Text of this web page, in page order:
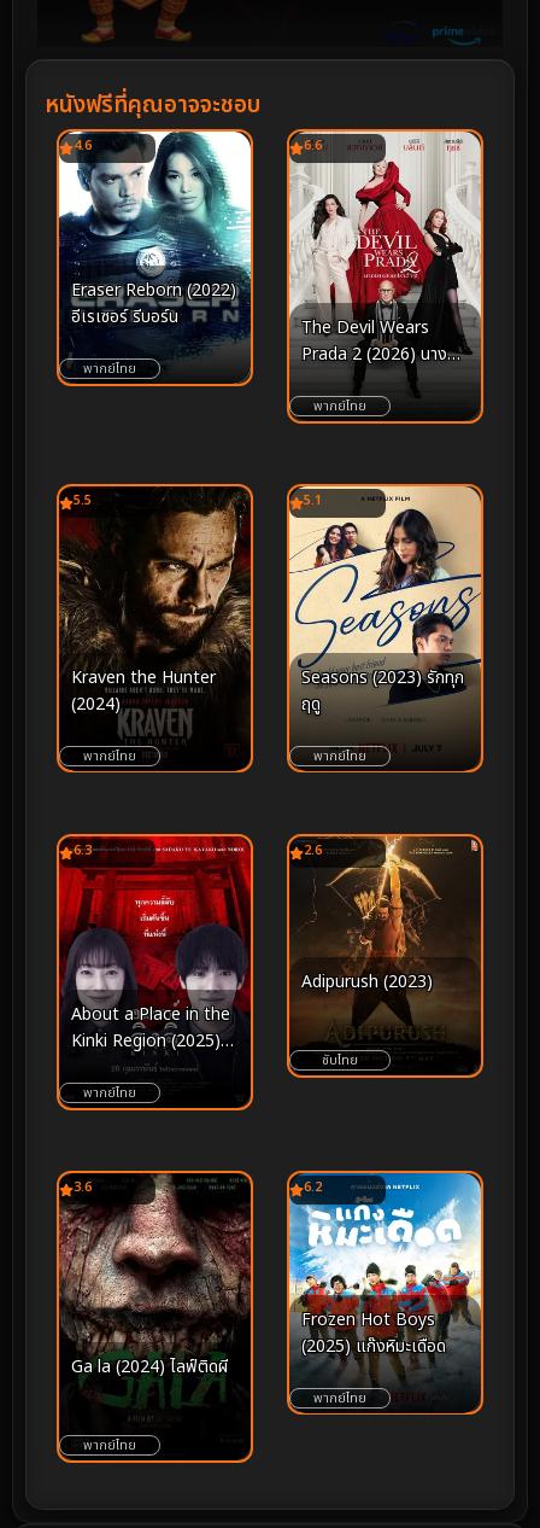
หนังฟรีที่คุณอาจจะชอบ
4.6
Eraser Reborn (2022)
อีเรเซอร์ รีบอร์น
พากย์ไทย
6.6
The Devil Wears
Prada 2 (2026) นาง
มารสวมปราด้า 2
พากย์ไทย
5.5
Kraven the Hunter
(2024)
พากย์ไทย
5.1
Seasons (2023) รักทุก
ฤดู
พากย์ไทย
6.3
About a Place in the
Kinki Region (2025)
อาถรรพ์คิงคิ
พากย์ไทย
2.6
Adipurush (2023)
ซับไทย
3.6
Ga la (2024) ไลฟ์ติดผี
พากย์ไทย
6.2
Frozen Hot Boys
(2025) แก๊งหิมะเดือด
พากย์ไทย